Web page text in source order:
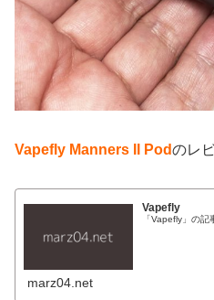
Vapefly Manners II Podのレ
Vapefly
「Vapefly」の記
marz04.net